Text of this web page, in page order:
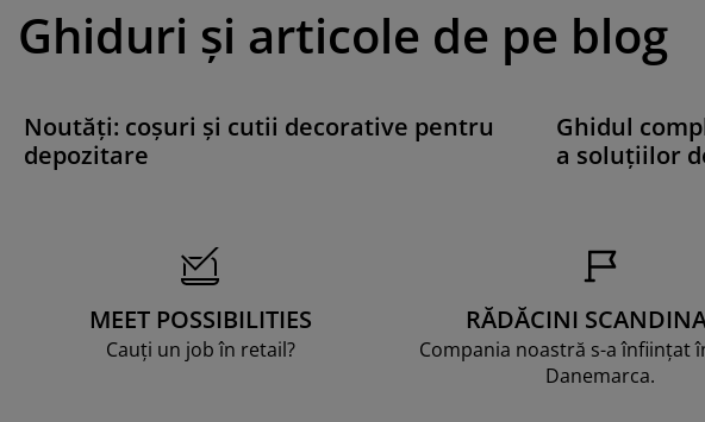
Ghiduri și articole de pe blog
Noutăți: coșuri și cutii decorative pentru
depozitare
Ghidul
a soluțiilor
MEET POSSIBILITIES
Cauți un job în retail?
RĂDĂCINI
Compania noastră s-a înființat
Danemarca.